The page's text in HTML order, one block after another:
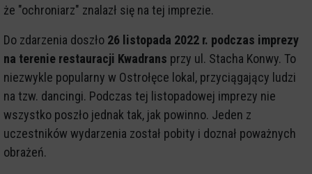
że "ochroniarz" znalazł się na tej imprezie.
Do zdarzenia doszło 26 listopada 2022 r. podczas imprezy
na terenie restauracji Kwadrans przy ul. Stacha Konwy. To
niezwykle popularny w Ostrołęce lokal, przyciągający ludzi
na tzw. dancingi. Podczas tej listopadowej imprezy nie
wszystko poszło jednak tak, jak powinno. Jeden z
uczestników wydarzenia został pobity i doznał poważnych
obrażeń.